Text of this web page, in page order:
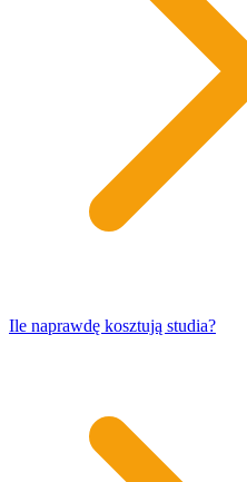
​Ile naprawdę kosztują studia?